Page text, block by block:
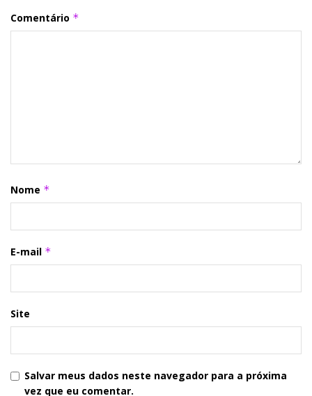
Comentário *
Nome *
E-mail *
Site
Salvar meus dados neste navegador para a próxima
vez que eu comentar.